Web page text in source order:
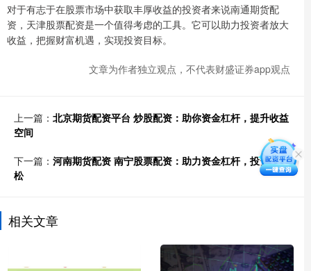
对于有志于在股票市场中获取丰厚收益的投资者来说南通期货配
资，天津股票配资是一个值得考虑的工具。它可以助力投资者放大
收益，把握财富机遇，实现投资目标。
文章为作者独立观点，不代表财盛证券app观点
上一篇： 北京期货配资平台 炒股配资：助你资金杠杆，提升收益
空间
下一篇： 河南期货配资 南宁股票配资：助力资金杠杆，投资更轻
松
相关文章